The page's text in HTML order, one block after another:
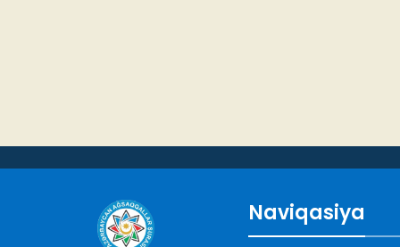
Naviqasiya